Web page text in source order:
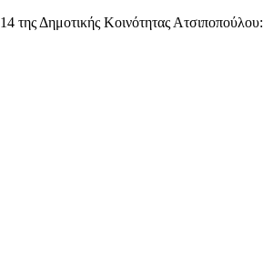
της Δημοτικής Κοινότητας Ατσιποπούλου: